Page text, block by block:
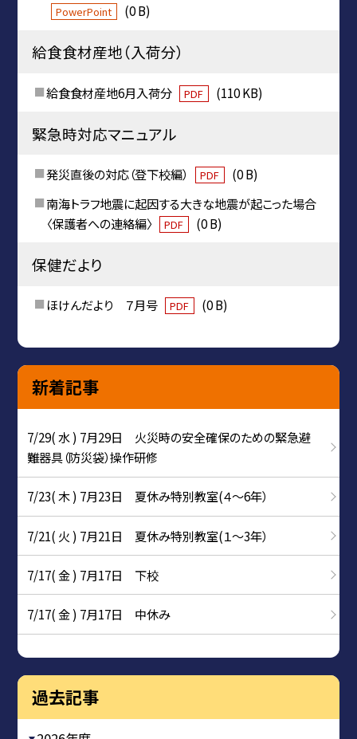
PowerPoint (0 B)
給食食材産地（入荷分）
給食食材産地6月入荷分 PDF (110 KB)
緊急時対応マニュアル
発災直後の対応（登下校編） PDF
(0 B)
南海トラフ地震に起因する大きな地震が起こった場合
〈保護者への連絡編〉
PDF (0 B)
保健だより
ほけんだより ７月号 PDF (0 B)
新着記事
7/29( 水 ) 7月29日 火災時の安全確保のための緊急避
難器具（防災袋）操作研修
7/23( 木 ) 7月23日 夏休み特別教室(４～6年）
7/21( 火 ) 7月21日 夏休み特別教室(１～3年）
7/17( 金 ) 7月17日 下校
7/17( 金 ) 7月17日 中休み
過去記事